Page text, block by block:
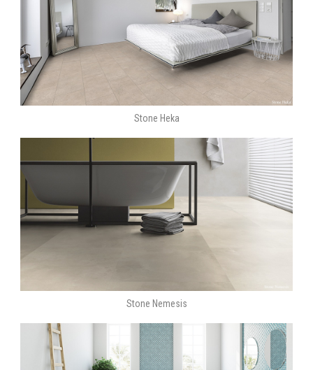
Stone Heka
Stone Nemesis